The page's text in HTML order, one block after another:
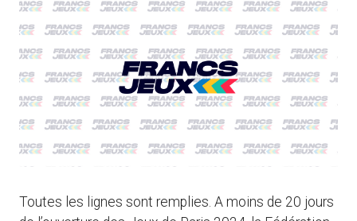
Toutes les lignes sont remplies. A moins de 20 jours